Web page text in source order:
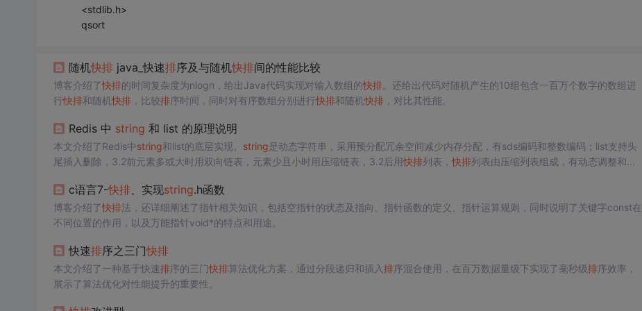
<stdlib.h>
qsort
随机快排java_快速排序及与随机快排间的性能比较
博客介绍了快排的时间复杂度为nlogn，给出Java代码实现对输入数组的快排。还给出代码对随机产生的10组包含一百万个数字的数组进
行快排和随机快排，比较排序时间，同时对有序数组分别进行快排和随机快排，对比其性能。
Redis 中 string 和 list 的原理说明
本文介绍了Redis中string和list的底层实现。 string是动态字符串，采用预分配冗余空间减少内存分配，有sds编码和整数编码；list支持头
尾插入删除，3.2前元素多或大时用双向链表，元素少且小时用压缩链表，3.2后用快排列表，快排列表由压缩列表组成，有动态调整和压
c语言7-快排、实现string.h函数
博客介绍了快排法，还详细阐述了指针相关知识，包括空指针的状态及指向、指针函数的定义、指针运算规则，同时说明了关键字const在
不同位置的作用，以及万能指针void*的特点和用途。
快速排序之三门快排
本文介绍了一种基于快速排序的三门快排算法优化方案，通过分段递归和插入排序混合使用，在百万数据量级下实现了毫秒级排序效率，
展示了算法优化对性能提升的重要性。